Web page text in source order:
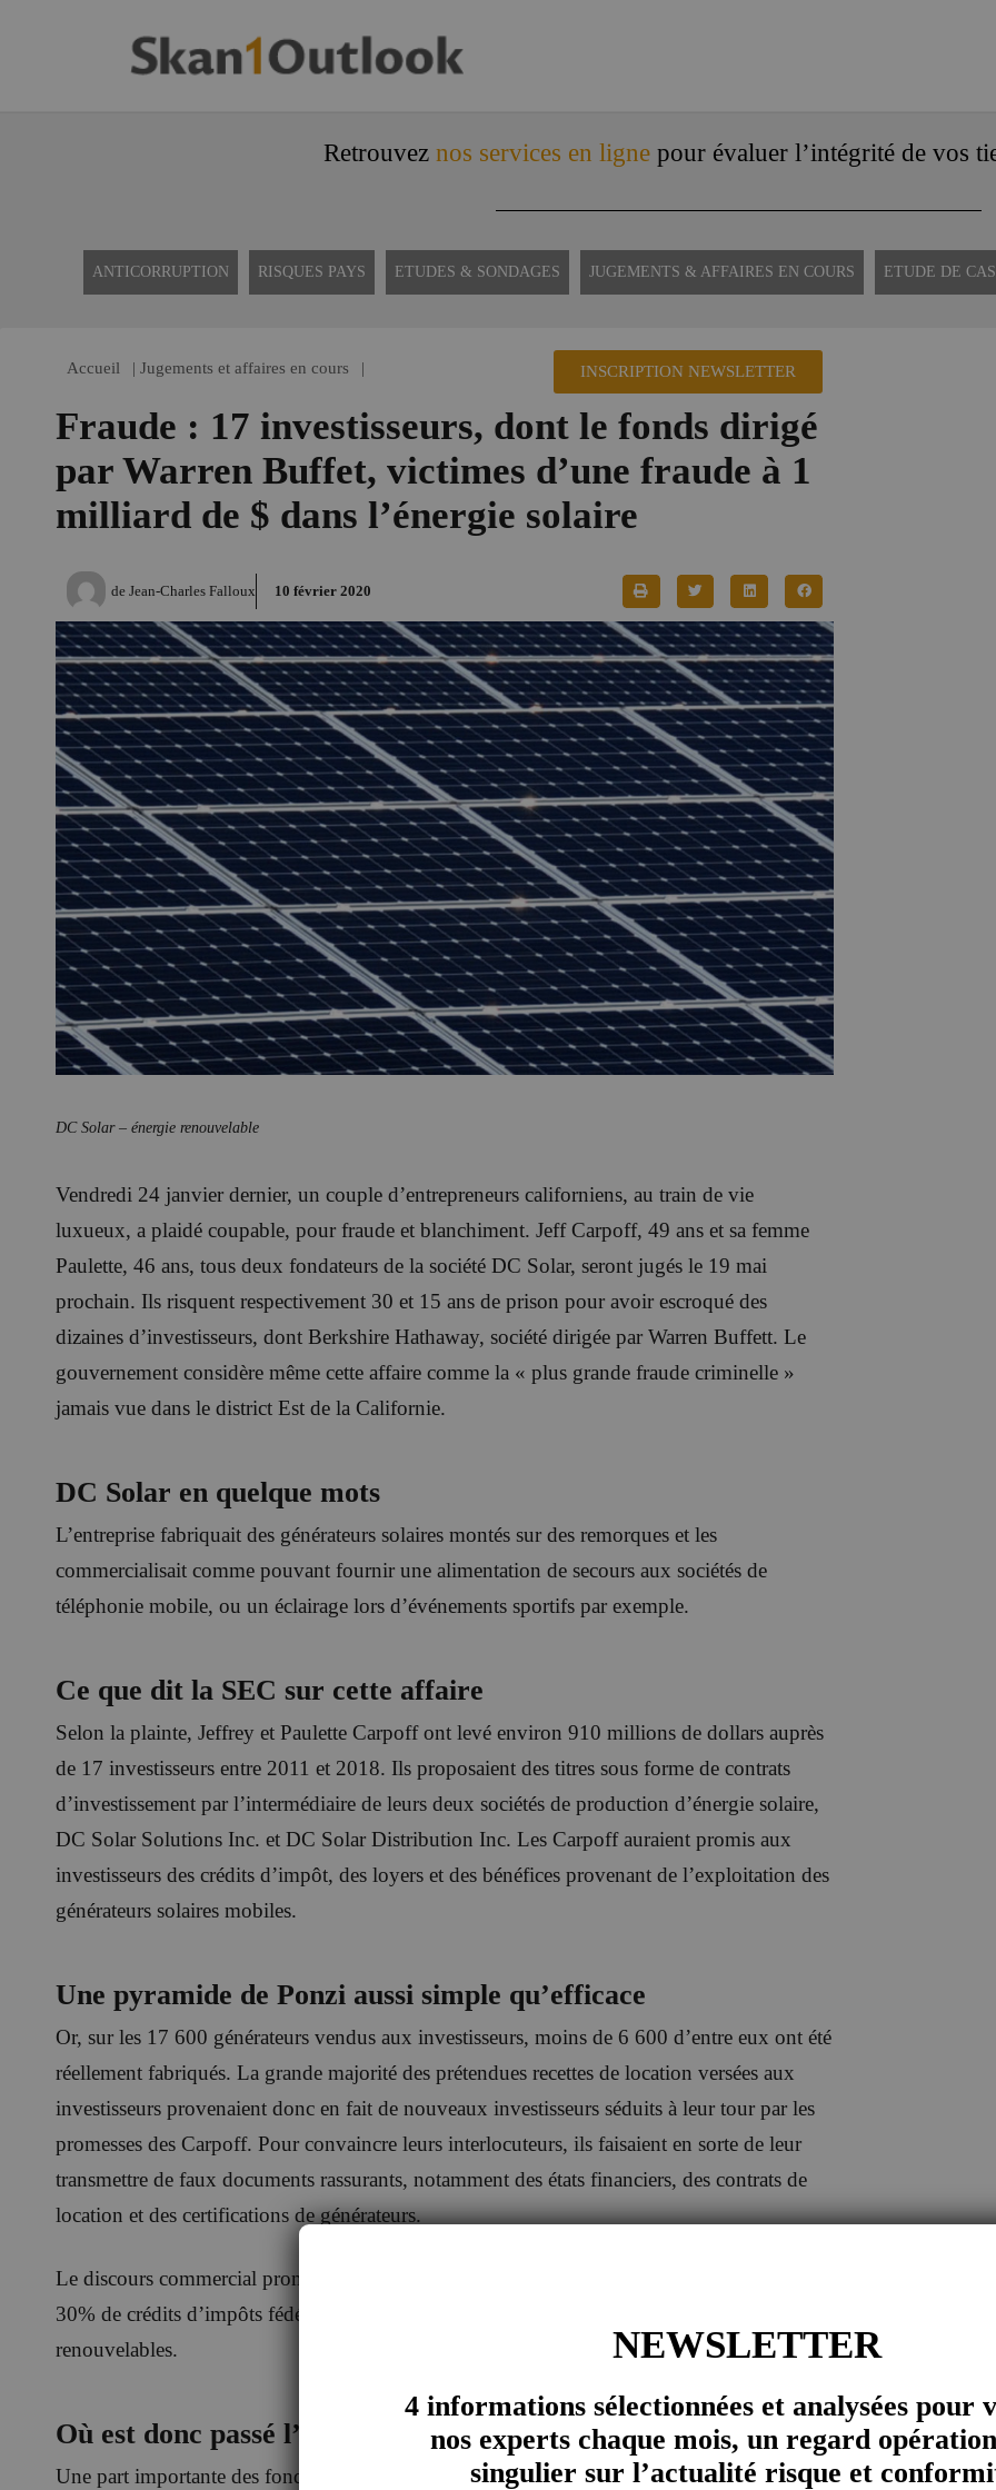
Retrouvez nos services en lignepour évaluer l’intégrité de vos
ANTICORRUPTION RISQUES PAYS ETUDES & SONDAGES JUGEMENTS & AFFAIRES EN COURS ETUDE DE CAS
Accueil | Jugements et affaires en cours | INSCRIPTION NEWSLETTER
Fraude : 17 investisseurs, dont le fonds dirigé
par Warren Buffet, victimes d’une fraude à 1
milliard de $ dans l’énergie solaire
de Jean-Charles Falloux 10 février 2020
DC Solar – énergie renouvelable
Vendredi 24 janvier dernier, un couple d’entrepreneurs californiens, au train de vie
luxueux, a plaidé coupable, pour fraude et blanchiment. Jeff Carpoff, 49 ans et sa femme
Paulette, 46 ans, tous deux fondateurs de la société DC Solar, seront jugés le 19 mai
prochain. Ils risquent respectivement 30 et 15 ans de prison pour avoir escroqué des
dizaines d’investisseurs, dont Berkshire Hathaway, société dirigée par Warren Buffett. Le
gouvernement considère même cette affaire comme la « plus grande fraude criminelle »
jamais vue dans le district Est de la Californie.
DC Solar en quelque mots
L’entreprise fabriquait des générateurs solaires montés sur des remorques et les
commercialisait comme pouvant fournir une alimentation de secours aux sociétés de
téléphonie mobile, ou un éclairage lors d’événements sportifs par exemple.
Ce que dit la SEC sur cette affaire
Selon la plainte, Jeffrey et Paulette Carpoff ont levé environ 910 millions de dollars auprès
de 17 investisseurs entre 2011 et 2018. Ils proposaient des titres sous forme de contrats
d’investissement par l’intermédiaire de leurs deux sociétés de production d’énergie solaire,
DC Solar Solutions Inc. et DC Solar Distribution Inc. Les Carpoff auraient promis aux
investisseurs des crédits d’impôt, des loyers et des bénéfices provenant de l’exploitation des
générateurs solaires mobiles.
Une pyramide de Ponzi aussi simple qu’efficace
Or, sur les 17 600 générateurs vendus aux investisseurs, moins de 6 600 d’entre eux ont été
réellement fabriqués. La grande majorité des prétendues recettes de location versées aux
investisseurs provenaient donc en fait de nouveaux investisseurs séduits à leur tour par les
promesses des Carpoff. Pour convaincre leurs interlocuteurs, ils faisaient en sorte de leur
transmettre de faux documents rassurants, notamment des états financiers, des contrats de
location et des certifications de générateurs.
Le discours commercial promettait par ailleurs aux investisseurs qu’ils bénéficieraient de
30% de crédits d’impôts fédéraux du fait de l’achat de générateurs produisant des énergies
renouvelables.
Où est donc passé l’argent ?
Une part importante des fonds amenés par les investisseurs a été détournée par le couple
NEWSLETTER
4 informations sélectionnées et analysées pour
nos experts chaque mois, un regard
singulier sur l’actualité risque et